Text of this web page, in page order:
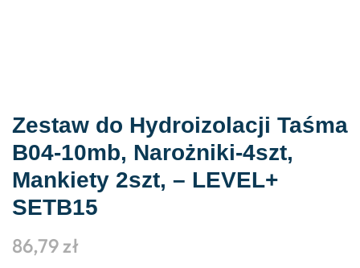
Zestaw do Hydroizolacji Taśma
B04-10mb, Narożniki-4szt,
Mankiety 2szt, – LEVEL+
SETB15
86,79zł